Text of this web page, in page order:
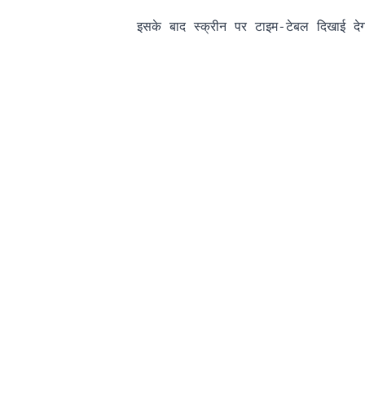
इसके बाद स्क्रीन पर टाइम-टेबल दिखाई